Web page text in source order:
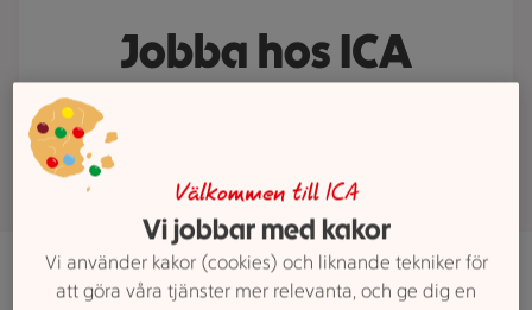
Jobba hos ICA
Det finns flera olika tjänster hos oss på ICA Kvantum.
Välkommen till ICA
Vi jobbar med kakor
Vi använder kakor (cookies) och liknande tekniker för
att göra våra tjänster mer relevanta, och ge dig en